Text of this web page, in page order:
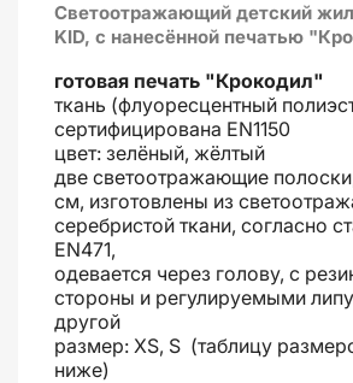
Светоотражающий детский
KID, с нанесённой печатью
готовая печать "Крокодил"
ткань (флуоресцентный
сертифицирована EN1150
цвет: зелёный, жёлтый
две светоотражающие
см, изготовлены из
серебристой ткани, согласно
EN471,
одевается через голову, с
стороны и регулируемыми
другой
размер: XS, S (таблицу
ниже)